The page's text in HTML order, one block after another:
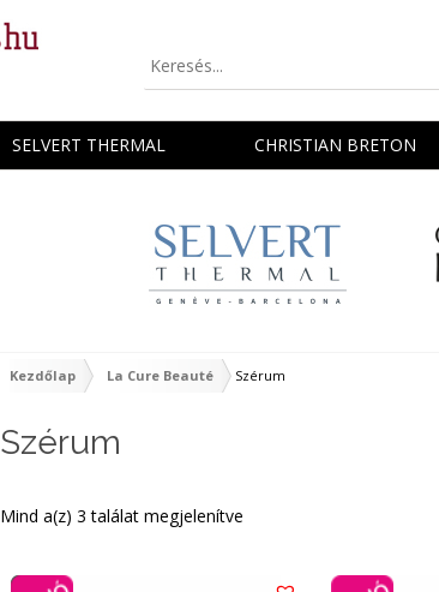
SELVERT THERMAL CHRISTIAN BRETON
Kezdőlap La Cure Beauté Szérum
Szérum
Mind a(z) 3 találat megjelenítve